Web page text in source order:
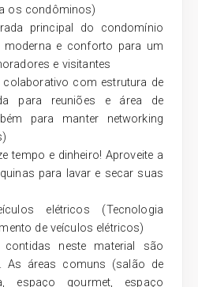
os condôminos)
principal do condomínio
e conforto para um
e visitantes
colaborativo com estrutura de
para reuniões e área de
para manter networking
tempo e dinheiro! Aproveite a
para lavar e secar suas
elétricos (Tecnologia
de veículos elétricos)
contidas neste material são
As áreas comuns (salão de
espaço gourmet, espaço